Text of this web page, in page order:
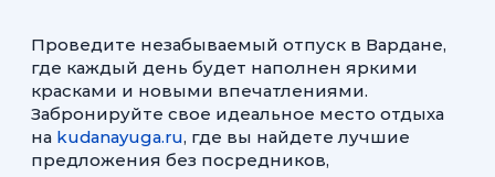
Проведите незабываемый отпуск в Вардане,
где каждый день будет наполнен яркими
красками и новыми впечатлениями.
Забронируйте свое идеальное место отдыха
на kudanayuga.ru, где вы найдете лучшие
предложения без посредников,